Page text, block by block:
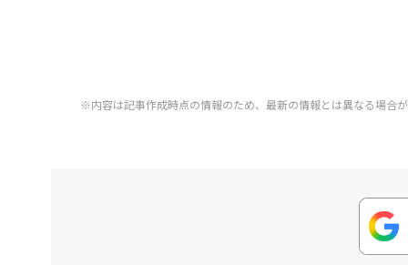
※内容は記事作成時点の情報のため、最新の情報とは異なる場合